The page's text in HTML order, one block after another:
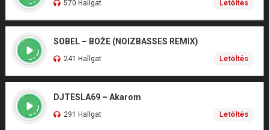
570 Hallgat Letöltés
SOBEL – BOŻE (NOIZBASSES REMIX)
241 Hallgat Letöltés
DJTESLA69 – Akarom
291 Hallgat Letöltés